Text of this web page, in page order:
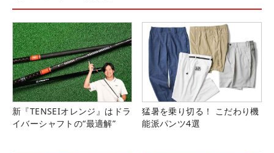
新『TENSEIオレンジ』はドラ
イバーシャフトの“最適解”
猛暑を乗り切る！ こだわり機
能派パンツ4選